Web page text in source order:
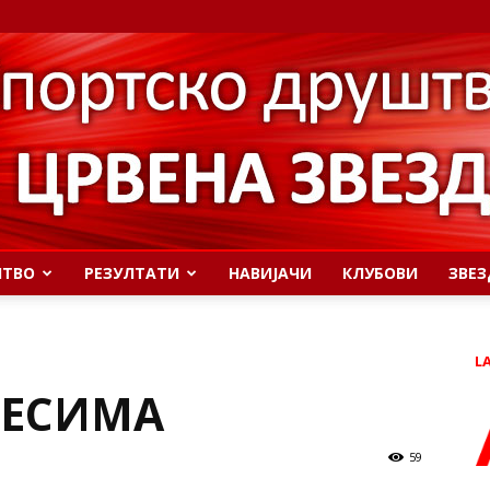
РЕЗУЛТАТИ НАВИЈАЧИ КЛУБОВИ
59